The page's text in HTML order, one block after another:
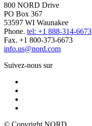
800 NORD Drive
PO Box 367
53597 WI Waunakee
Phone. tel: +1 888-314-6673
Fax. +1 800-373-6673
info.us@nord.com
Suivez-nous sur
© Copyright NORD